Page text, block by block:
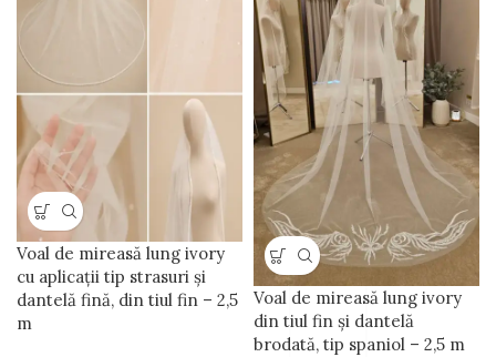
Voal de mireasă lung ivory
cu aplicații tip strasuri și
dantelă fină, din tiul fin – 2,5
m
Voal de mireasă lung ivory
din tiul fin și dantelă
brodată, tip spaniol – 2,5 m